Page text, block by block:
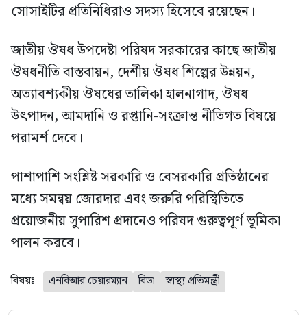
সোসাইটির প্রতিনিধিরাও সদস্য হিসেবে রয়েছেন।
জাতীয় ঔষধ উপদেষ্টা পরিষদ সরকারের কাছে জাতীয়
ঔষধনীতি বাস্তবায়ন, দেশীয় ঔষধ শিল্পের উন্নয়ন,
অত্যাবশ্যকীয় ঔষধের তালিকা হালনাগাদ, ঔষধ
উৎপাদন, আমদানি ও রপ্তানি-সংক্রান্ত নীতিগত বিষয়ে
পরামর্শ দেবে।
পাশাপাশি সংশ্লিষ্ট সরকারি ও বেসরকারি প্রতিষ্ঠানের
মধ্যে সমন্বয় জোরদার এবং জরুরি পরিস্থিতিতে
প্রয়োজনীয় সুপারিশ প্রদানেও পরিষদ গুরুত্বপূর্ণ ভূমিকা
পালন করবে।
বিষয়ঃ এনবিআর চেয়ারম্যান বিডা স্বাস্থ্য প্রতিমন্ত্রী